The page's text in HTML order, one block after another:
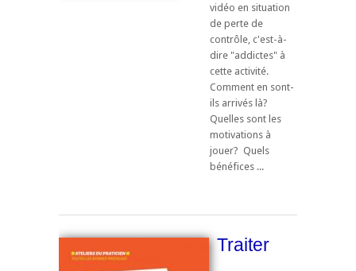
vidéo en situation
de perte de
contrôle, c'est-à-
dire "addictes" à
cette activité.
Comment en sont-
ils arrivés là?
Quelles sont les
motivations à
jouer? Quels
bénéfices ...
Traiter